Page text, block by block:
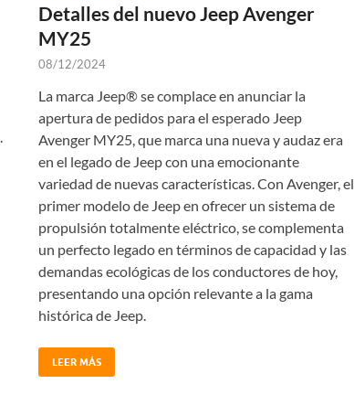
Detalles del nuevo Jeep Avenger
MY25
08/12/2024
La marca Jeep® se complace en anunciar la
apertura de pedidos para el esperado Jeep
Avenger MY25, que marca una nueva y audaz era
en el legado de Jeep con una emocionante
variedad de nuevas características. Con Avenger, el
primer modelo de Jeep en ofrecer un sistema de
propulsión totalmente eléctrico, se complementa
un perfecto legado en términos de capacidad y las
demandas ecológicas de los conductores de hoy,
presentando una opción relevante a la gama
histórica de Jeep.
LEER MÁS